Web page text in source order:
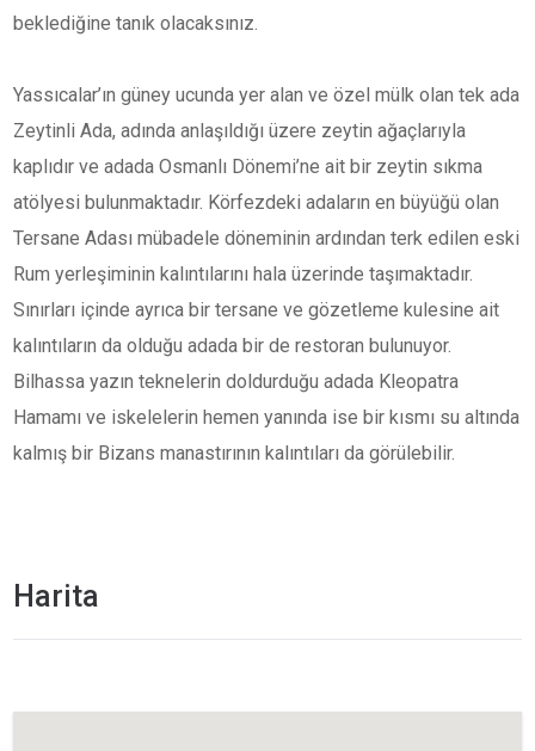
beklediğine tanık olacaksınız.
Yassıcalar’ın güney ucunda yer alan ve özel mülk olan tek ada
Zeytinli Ada, adında anlaşıldığı üzere zeytin ağaçlarıyla
kaplıdır ve adada Osmanlı Dönemi’ne ait bir zeytin sıkma
atölyesi bulunmaktadır. Körfezdeki adaların en büyüğü olan
Tersane Adası mübadele döneminin ardından terk edilen eski
Rum yerleşiminin kalıntılarını hala üzerinde taşımaktadır.
Sınırları içinde ayrıca bir tersane ve gözetleme kulesine ait
kalıntıların da olduğu adada bir de restoran bulunuyor.
Bilhassa yazın teknelerin doldurduğu adada Kleopatra
Hamamı ve iskelelerin hemen yanında ise bir kısmı su altında
kalmış bir Bizans manastırının kalıntıları da görülebilir.
Harita